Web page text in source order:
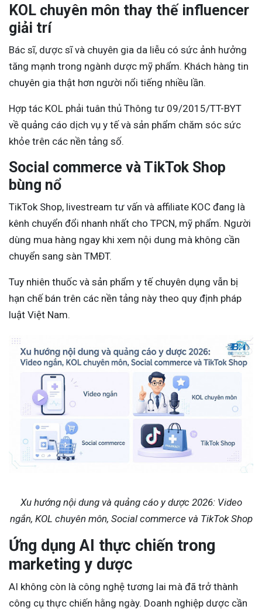
KOL chuyên môn thay thế influencer
giải trí
Bác sĩ, dược sĩ và chuyên gia da liễu có sức ảnh hưởng
tăng mạnh trong ngành dược mỹ phẩm. Khách hàng tin
chuyên gia thật hơn người nổi tiếng nhiều lần.
Hợp tác KOL phải tuân thủ Thông tư 09/2015/TT-BYT
về quảng cáo dịch vụ y tế và sản phẩm chăm sóc sức
khỏe trên các nền tảng số.
Social commerce và TikTok Shop
bùng nổ
TikTok Shop, livestream tư vấn và affiliate KOC đang là
kênh chuyển đổi nhanh nhất cho TPCN, mỹ phẩm. Người
dùng mua hàng ngay khi xem nội dung mà không cần
chuyển sang sàn TMĐT.
Tuy nhiên thuốc và sản phẩm y tế chuyên dụng vẫn bị
hạn chế bán trên các nền tảng này theo quy định pháp
luật Việt Nam.
Xu hướng nội dung và quảng cáo y dược 2026: Video
ngắn, KOL chuyên môn, Social commerce và TikTok Shop
Ứng dụng AI thực chiến trong
marketing y dược
AI không còn là công nghệ tương lai mà đã trở thành
công cụ thực chiến hằng ngày. Doanh nghiệp dược cần